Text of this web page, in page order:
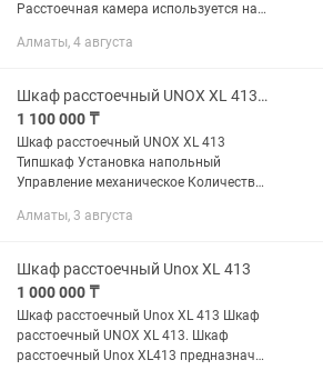
Расстоечная камера используется на
промышленности и в пекарнях для
дрожжевого теста, в...
Алматы, 4 августа
Шкаф расстоечный UNOX XL 413. напольный механический
1 100 000 ₸
Шкаф расстоечный UNOX XL 413
Типшкаф Установка напольный
Управление механическое Количество
противень 600х400 мм Расстояние
режим 70...
Алматы, 3 августа
Шкаф расстоечный Unox XL 413
1 000 000 ₸
Шкаф расстоечный Unox XL 413 Шкаф
расстоечный UNOX XL 413. Шкаф
расстоечный Unox XL413 предназначен